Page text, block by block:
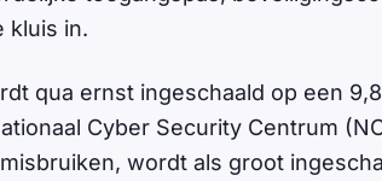
kluis in.
qua ernst ingeschaald op een
Cyber Security Centrum
wordt als groot